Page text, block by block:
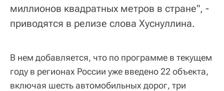
миллионов квадратных метров в стране", -
приводятся в релизе слова Хуснуллина.
В нем добавляется, что по программе в текущем
году в регионах России уже введено 22 объекта,
включая шесть автомобильных дорог, три